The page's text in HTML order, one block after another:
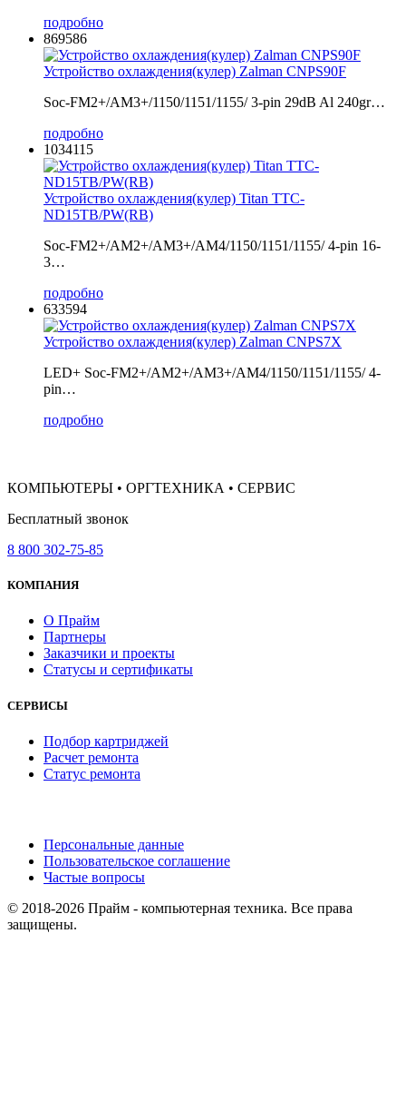
подробно
869586
Устройство охлаждения(кулер) Zalman CNPS90F
Soc-FM2+/AM3+/1150/1151/1155/ 3-pin 29dB Al 240gr…
подробно
1034115
Устройство охлаждения(кулер) Titan TTC-
ND15TB/PW(RB)
Soc-FM2+/AM2+/AM3+/AM4/1150/1151/1155/ 4-pin 16-
3…
подробно
633594
Устройство охлаждения(кулер) Zalman CNPS7X
LED+ Soc-FM2+/AM2+/AM3+/AM4/1150/1151/1155/ 4-
pin…
подробно
КОМПЬЮТЕРЫ • ОРГТЕХНИКА • СЕРВИС
Бесплатный звонок
8 800 302-75-85
КОМПАНИЯ
О Прайм
Партнеры
Заказчики и проекты
Статусы и сертификаты
СЕРВИСЫ
Подбор картриджей
Расчет ремонта
Статус ремонта
Персональные данные
Пользовательское соглашение
Частые вопросы
© 2018-2026 Прайм - компьютерная техника. Все права
защищены.